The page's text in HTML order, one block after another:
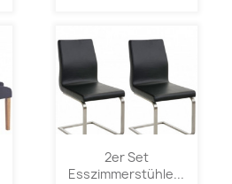
2er Set
Esszimmerstühle...